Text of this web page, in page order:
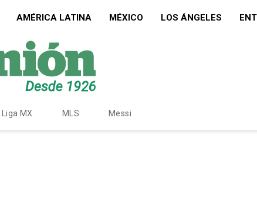
AMÉRICA LATINA MÉXICO LOS ÁNGELES
Liga MX MLS Messi